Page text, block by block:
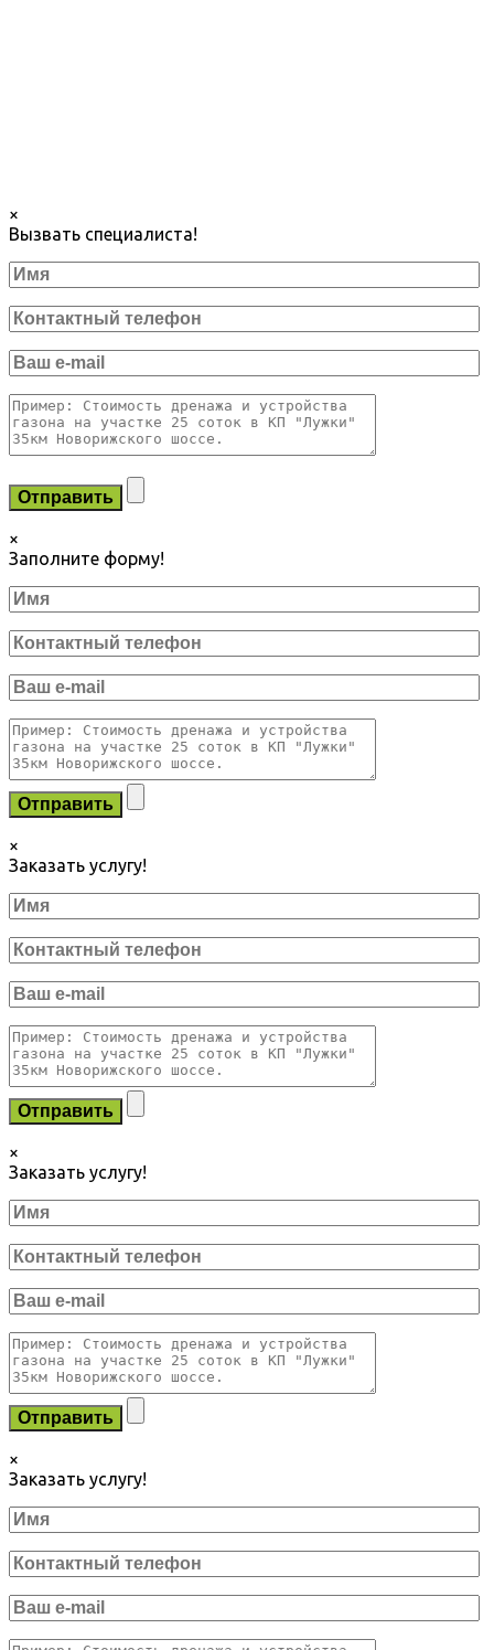
×
Вызвать специалиста!
×
Заполните форму!
×
Заказать услугу!
×
Заказать услугу!
×
Заказать услугу!